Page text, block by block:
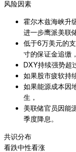
风险因素
霍尔木兹海峡升
进一步鹰派美联
低于6万美元的
寸的保证金追缴，
DXY持续强势超
如果股市疲软持
如果能源成本因
生，
美联储官员因能
季度降息。
共识分布
看跌中性看涨